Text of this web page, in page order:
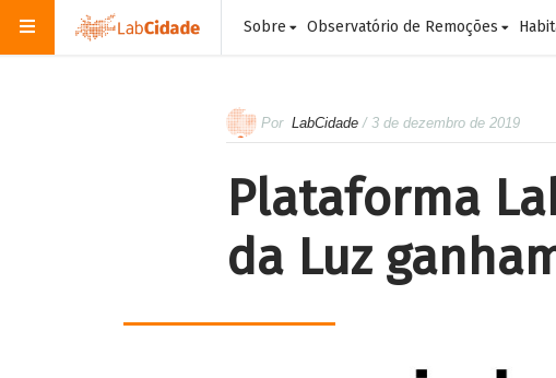
Sobre Observatório de Remoções
Por LabCidade / 3 de dezembro de 2019
Plataforma
da Luz